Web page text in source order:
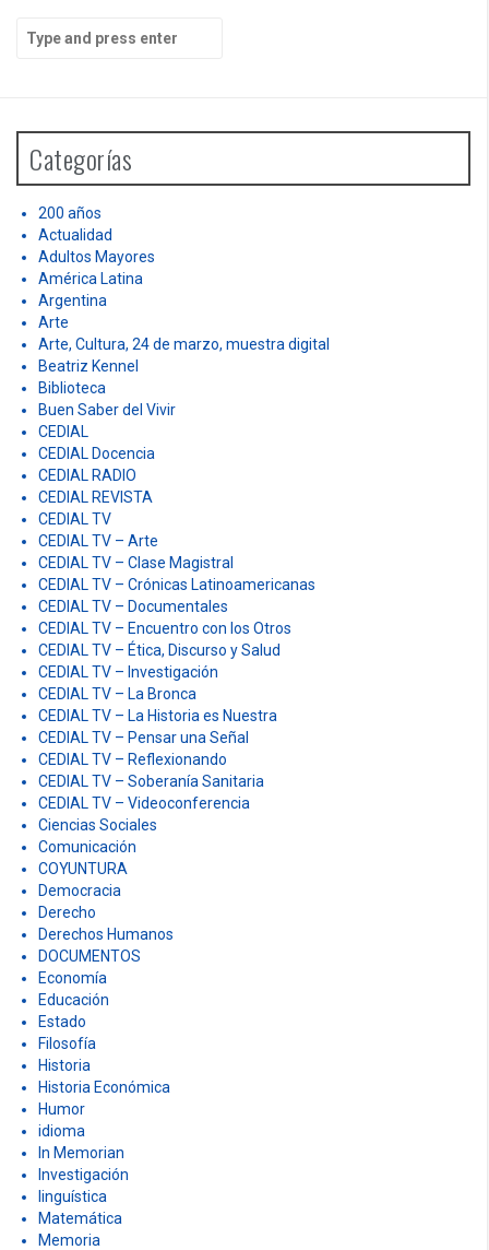
a
c
Categorías
200 años
Actualidad
Adultos Mayores
América Latina
Argentina
Arte
Arte, Cultura, 24 de marzo, muestra digital
Beatriz Kennel
Biblioteca
Buen Saber del Vivir
CEDIAL
CEDIAL Docencia
CEDIAL RADIO
CEDIAL REVISTA
CEDIAL TV
CEDIAL TV – Arte
CEDIAL TV – Clase Magistral
CEDIAL TV – Crónicas Latinoamericanas
CEDIAL TV – Documentales
CEDIAL TV – Encuentro con los Otros
CEDIAL TV – Ética, Discurso y Salud
CEDIAL TV – Investigación
CEDIAL TV – La Bronca
CEDIAL TV – La Historia es Nuestra
CEDIAL TV – Pensar una Señal
CEDIAL TV – Reflexionando
CEDIAL TV – Soberanía Sanitaria
CEDIAL TV – Videoconferencia
Ciencias Sociales
Comunicación
COYUNTURA
Democracia
Derecho
Derechos Humanos
DOCUMENTOS
Economía
Educación
Estado
Filosofía
Historia
Historia Económica
Humor
idioma
In Memorian
Investigación